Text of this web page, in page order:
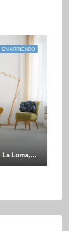
EN ARRIENDO
Pichincha, Centro Historico, DM Quito, La Loma, Zaldumbide y Rocafuerte